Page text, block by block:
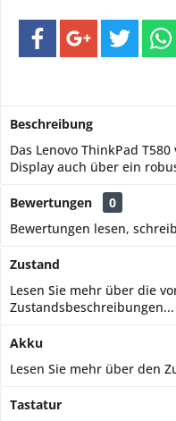
Beschreibung
Das Lenovo ThinkPad
Display auch über ein
Bewertungen
0
Bewertungen lesen,
Zustand
Lesen Sie mehr über die
Zustandsbeschreibungen...
Akku
Lesen Sie mehr über den
Tastatur